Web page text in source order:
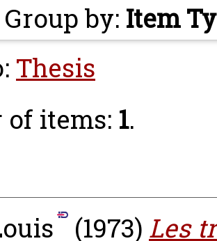
Group by: Item
Thesis
of items: 1.
(1973) Les